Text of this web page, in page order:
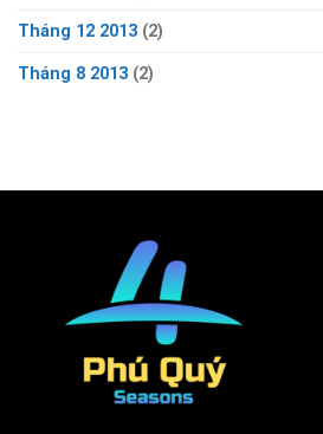
Tháng 12 2013 (2)
Tháng 8 2013 (2)